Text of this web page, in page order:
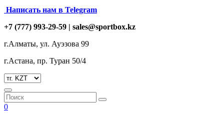
Написать нам в Telegram
+7 (777) 993-29-59 | sales@sportbox.kz
г.Алматы, ул. Ауэзова 99
г.Астана, пр. Туран 50/4
0